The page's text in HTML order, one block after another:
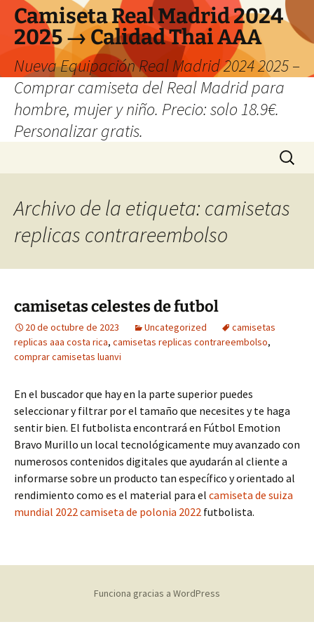
Camiseta Real Madrid 2024
2025 → Calidad Thai AAA
Nueva Equipación Real Madrid 2024 2025 –
Comprar camiseta del Real Madrid para
hombre, mujer y niño. Precio: solo 18.9€.
Personalizar gratis.
Buscar:
Archivo de la etiqueta: camisetas
replicas contrareembolso
camisetas celestes de futbol
20 de octubre de 2023 Uncategorized
camisetas
replicas aaa costa rica, camisetas replicas contrareembolso,
comprar camisetas luanvi
En el buscador que hay en la parte superior puedes
seleccionar y filtrar por el tamaño que necesites y te haga
sentir bien. El futbolista encontrará en Fútbol Emotion
Bravo Murillo un local tecnológicamente muy avanzado con
numerosos contenidos digitales que ayudarán al cliente a
informarse sobre un producto tan específico y orientado al
rendimiento como es el material para el camiseta de suiza
mundial 2022camiseta de polonia 2022 futbolista.
Funciona gracias a WordPress